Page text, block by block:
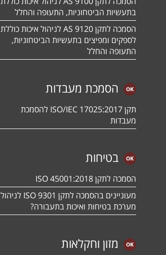
בתעשיות הביטחוניות, התעופה והחלל
הסמכה לתקן 9120 AS לניהול איכות כוללת
לספקים ומפיצים בתעשיות הביטחוניות,
התעופה והחלל
הסמכת מעבדות
תקן ISO/IEC 17025:2017 להסמכת
מעבדות
בטיחות
הסמכה לתקן ISO 45001:2018
מעוניינים בהסמכה לתקן ISO 9301 לניהול
מערכת בטיחות ואיכות בתעבורה?
מזון וחקלאות